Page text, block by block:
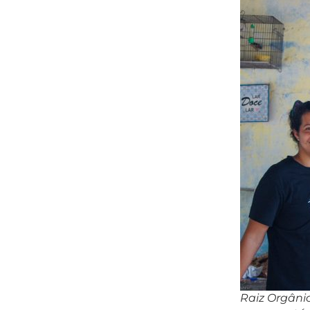
Raiz